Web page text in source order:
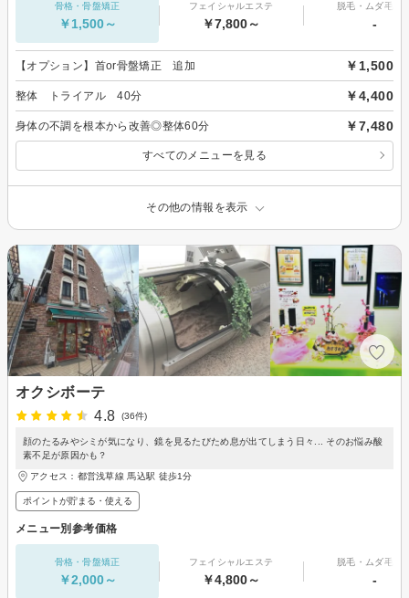
骨格・骨盤矯正
￥1,500～
フェイシャルエステ
￥7,800～
脱毛・ムダ毛処
-
【オプション】首or骨盤矯正 追加 ￥1,500
整体 トライアル 40分 ￥4,400
身体の不調を根本から改善◎整体60分 ￥7,480
すべてのメニューを見る
その他の情報を表示
オクシボーテ
4.8
(36件)
顔のたるみやシミが気になり、鏡を見るたびため息が出てしまう日々... そのお悩み酸
素不足が原因かも？
アクセス：都営浅草線 馬込駅 徒歩1分
ポイントが貯まる・使える
メニュー別参考価格
骨格・骨盤矯正
￥2,000～
フェイシャルエステ
￥4,800～
脱毛・ムダ毛処
-